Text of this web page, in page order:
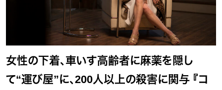
女性の下着、車いす高齢者に麻薬を隠し
て“運び屋”に、200人以上の殺害に関与 『コ